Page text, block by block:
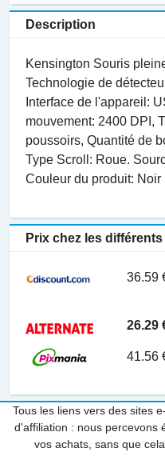
Description
Kensington Souris
Technologie de
Interface de l'appareil:
mouvement: 2400 DPI,
poussoirs, Quantité de
Type Scroll: Roue.
Couleur du produit: Noir
Prix chez les
36.59
26.29
41.56
Tous les liens vers des sites
d'affiliation : nous percevons
vos achats, sans que